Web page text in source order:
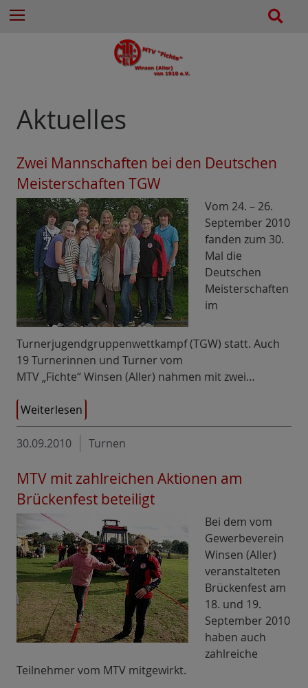
Aktuelles
Zwei Mannschaften bei den Deutschen
Meisterschaften TGW
Vom 24. – 26.
September 2010
fanden zum 30.
Mal die
Deutschen
Meisterschaften
im
Turnerjugendgruppenwettkampf (TGW) statt. Auch
19 Turnerinnen und Turner vom
MTV „Fichte“ Winsen (Aller) nahmen mit zwei…
Weiterlesen
30.09.2010 Turnen
MTV mit zahlreichen Aktionen am
Brückenfest beteiligt
Bei dem vom
Gewerbeverein
Winsen (Aller)
veranstalteten
Brückenfest am
18. und 19.
September 2010
haben auch
zahlreiche
Teilnehmer vom MTV mitgewirkt.